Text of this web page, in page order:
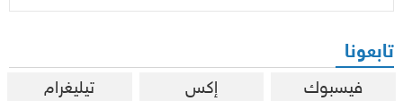
تابعونا
فيسبوك إكس تيليغرام